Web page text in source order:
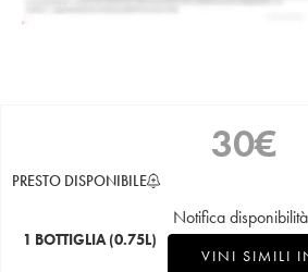
PRESTO DISPONIBILE
30€
1 BOTTIGLIA (0.75L)
Notifica
VINI SIMILI